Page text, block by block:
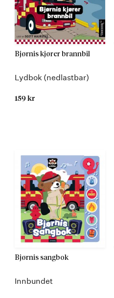
Bjørnis kjører brannbil
Lydbok (nedlastbar)
159 kr
Bjørnis sangbok
Innbundet